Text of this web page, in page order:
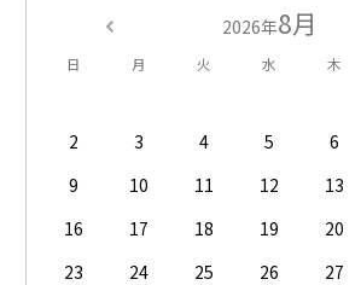
2026年8月
日 月 火 水 木
2
3 4 5 6
9
10 11 12 13
16
17 18 19 20
23
24 25 26 27